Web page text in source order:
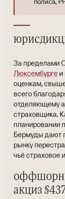
За пределами
Люксембурге и
оценкам,
всего
отделяющему
страховщика.
планировании
Бермуды дают
рынку
чьё страховое
акциз